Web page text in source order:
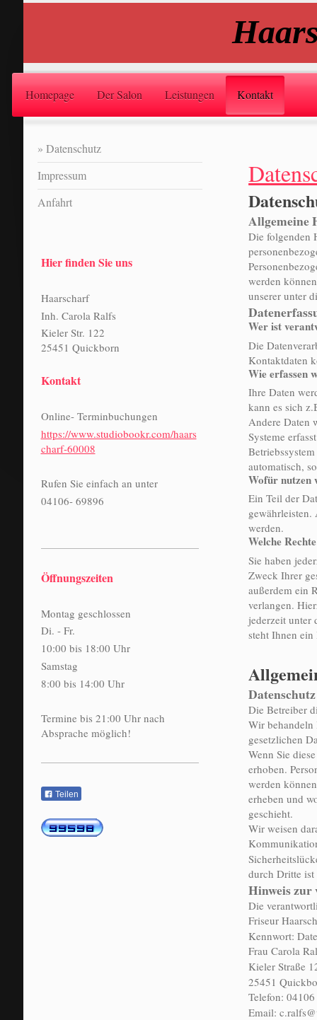
Homepage Der Salon Leistungen Kontakt
Allgemeine
Die folgenden
werden
unserer unter
Wer ist
Die
Kontaktdaten
Wie erfassen
Ihre Daten
kann es sich
Andere Daten
Systeme
automatisch,
Wofür nutzen
Ein Teil der
gewährleisten.
werden.
Welche
Sie haben
Zweck Ihrer
außerdem ein
verlangen.
jederzeit unter
steht Ihnen
Datenschutz
Die Betreiber
Wir behandeln
gesetzlichen
Wenn Sie
erhoben.
werden
erheben und
geschieht.
Wir weisen
durch Dritte
Hinweis zur
Die
Friseur
Kennwort:
Frau Carola
Kieler Straße
25451
Telefon:
Email:
Datenschutz
Impressum
Anfahrt
Hier finden Sie uns
Haarscharf
Inh. Carola Ralfs
Kieler Str. 122
25451 Quickborn
Kontakt
Online- Terminbuchungen
https://www.studiobookr.com/haars
charf-60008
Rufen Sie einfach an unter
04106- 69896
Öffnungszeiten
Montag geschlossen
Di. - Fr.
10:00 bis 18:00 Uhr
Samstag
8:00 bis 14:00 Uhr
Termine bis 21:00 Uhr nach
Absprache möglich!
Teilen